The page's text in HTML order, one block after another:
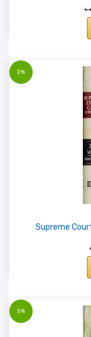
৳
2%
Supreme
5%